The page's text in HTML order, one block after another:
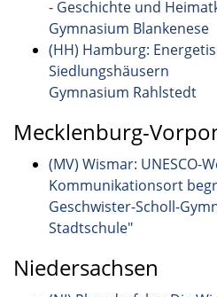
- Geschichte und
Gymnasium Blankenese
(HH) Hamburg:
Siedlungshäusern
Gymnasium Rahlstedt
Mecklenburg-
(MV) Wismar: UNESCO-
Kommunikationsort
Geschwister-Scholl-
Stadtschule"
Niedersachsen